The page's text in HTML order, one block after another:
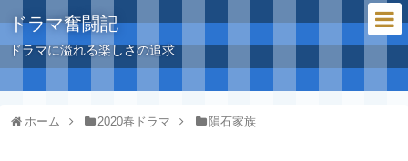
ドラマ奮闘記
ドラマに溢れる楽しさの追求
ホーム 2020春ドラマ 隕石家族